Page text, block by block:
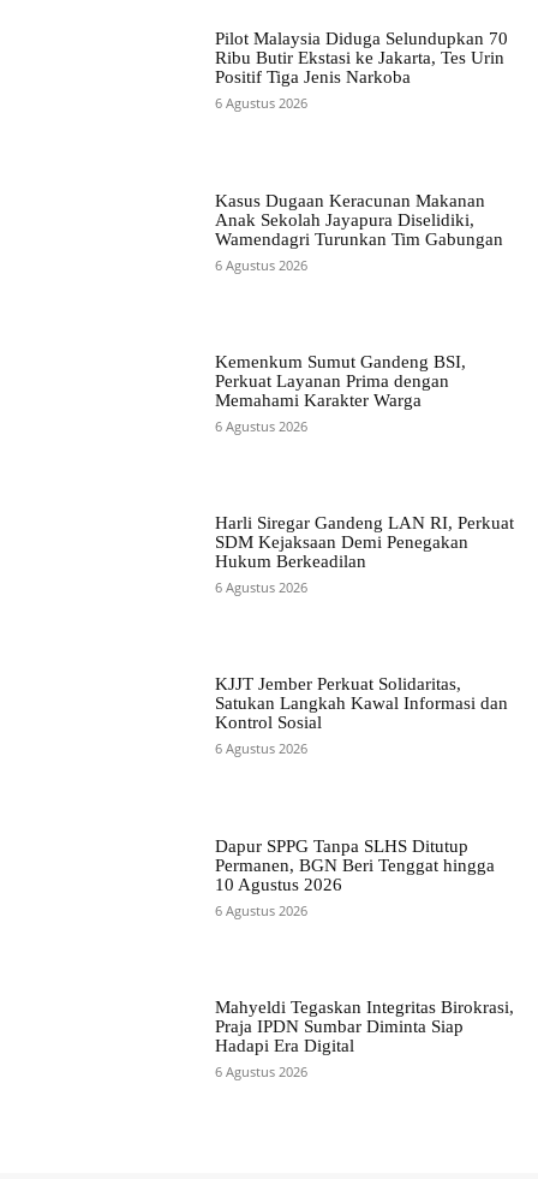
Pilot Malaysia Diduga Selundupkan 70
Ribu Butir Ekstasi ke Jakarta, Tes Urin
Positif Tiga Jenis Narkoba
6 Agustus 2026
Kasus Dugaan Keracunan Makanan
Anak Sekolah Jayapura Diselidiki,
Wamendagri Turunkan Tim Gabungan
6 Agustus 2026
Kemenkum Sumut Gandeng BSI,
Perkuat Layanan Prima dengan
Memahami Karakter Warga
6 Agustus 2026
Harli Siregar Gandeng LAN RI, Perkuat
SDM Kejaksaan Demi Penegakan
Hukum Berkeadilan
6 Agustus 2026
KJJT Jember Perkuat Solidaritas,
Satukan Langkah Kawal Informasi dan
Kontrol Sosial
6 Agustus 2026
Dapur SPPG Tanpa SLHS Ditutup
Permanen, BGN Beri Tenggat hingga
10 Agustus 2026
6 Agustus 2026
Mahyeldi Tegaskan Integritas Birokrasi,
Praja IPDN Sumbar Diminta Siap
Hadapi Era Digital
6 Agustus 2026